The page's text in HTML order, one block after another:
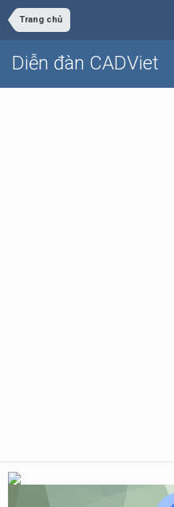
Trang chủ
Diễn đàn CADViet